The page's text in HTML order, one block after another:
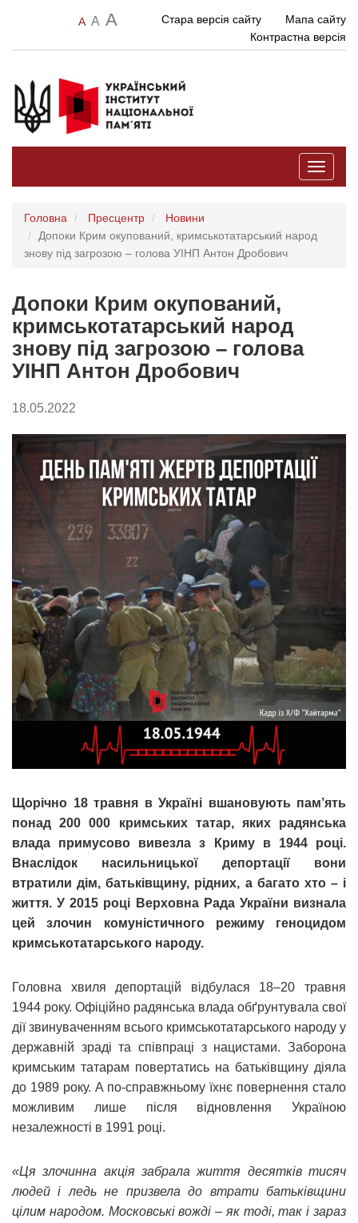
A A A Стара версія сайту
Мапа сайту
Контрастна версія
Toggle
Головна Пресцентр
Новини
Допоки Крим окупований, кримськотатарський народ
знову під загрозою – голова УІНП Антон Дробович
Допоки Крим окупований,
кримськотатарський народ
знову під загрозою – голова
УІНП Антон Дробович
18.05.2022
Щорічно 18 травня в Україні вшановують пам’ять
понад 200 000 кримських татар, яких радянська
влада примусово вивезла з Криму в 1944 році.
Внаслідок насильницької депортації вони
втратили дім, батьківщину, рідних, а багато хто – і
життя. У 2015 році Верховна Рада України визнала
цей злочин комуністичного режиму геноцидом
кримськотатарського народу.
Головна хвиля депортацій відбулася 18–20 травня
1944 року. Офіційно радянська влада обґрунтувала свої
дії звинуваченням всього кримськотатарського народу у
державній зраді та співпраці з нацистами. Заборона
кримським татарам повертатись на батьківщину діяла
до 1989 року. А по-справжньому їхнє повернення стало
можливим лише після відновлення Україною
незалежності в 1991 році.
«Ця злочинна акція забрала життя десятків тисяч
людей і ледь не призвела до втрати батьківщини
цілим народом. Московські вожді – як тоді, так і зараз